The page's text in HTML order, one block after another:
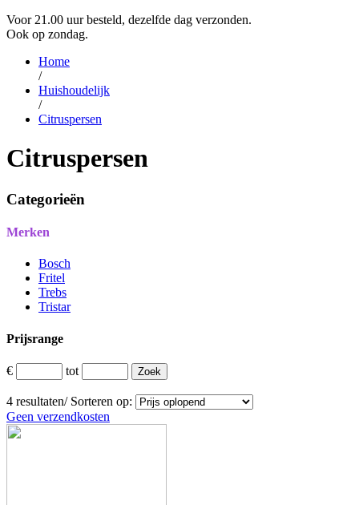
Voor 21.00 uur besteld, dezelfde dag verzonden.
Ook op zondag.
Home
/
Huishoudelijk
/
Citruspersen
Citruspersen
Categorieën
Merken
Bosch
Fritel
Trebs
Tristar
Prijsrange
€ tot
4 resultaten/Sorteren op:
Geen verzendkosten